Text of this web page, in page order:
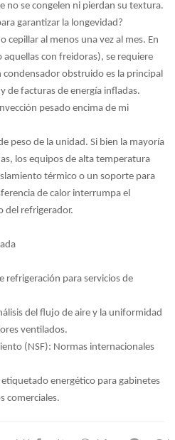
no se congelen ni pierdan su textura.
garantizar la longevidad?
cepillar al menos una vez al mes. En
aquellas con freidoras), se requiere
obstruido es la principal
de facturas de energía infladas.
pesado encima de mi
peso de la unidad. Si bien la mayoría
los equipos de alta temperatura
térmico o un soporte para
de calor interrumpa el
del refrigerador.
refrigeración para servicios de
del flujo de aire y la uniformidad
ventilados.
(NSF): Normas internacionales
energético para gabinetes
comerciales.